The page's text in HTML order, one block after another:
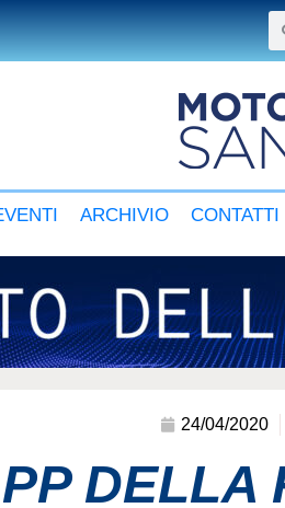
ARCHIVIO CONTATTI
24/04/2020